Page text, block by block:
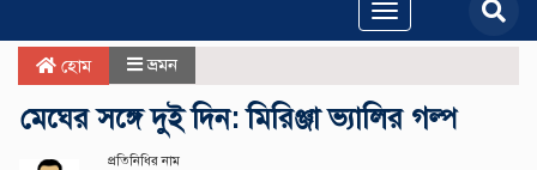
Toggle
navigation
হোম ভ্রমন
মেঘের সঙ্গে দুই দিন: মিরিঞ্জা ভ্যালির গল্প
প্রতিনিধির নাম